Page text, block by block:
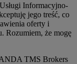
Usługi Informacyjno-
jego treść, co
oferty i
Rozumiem, że mogę
TMS Brokers